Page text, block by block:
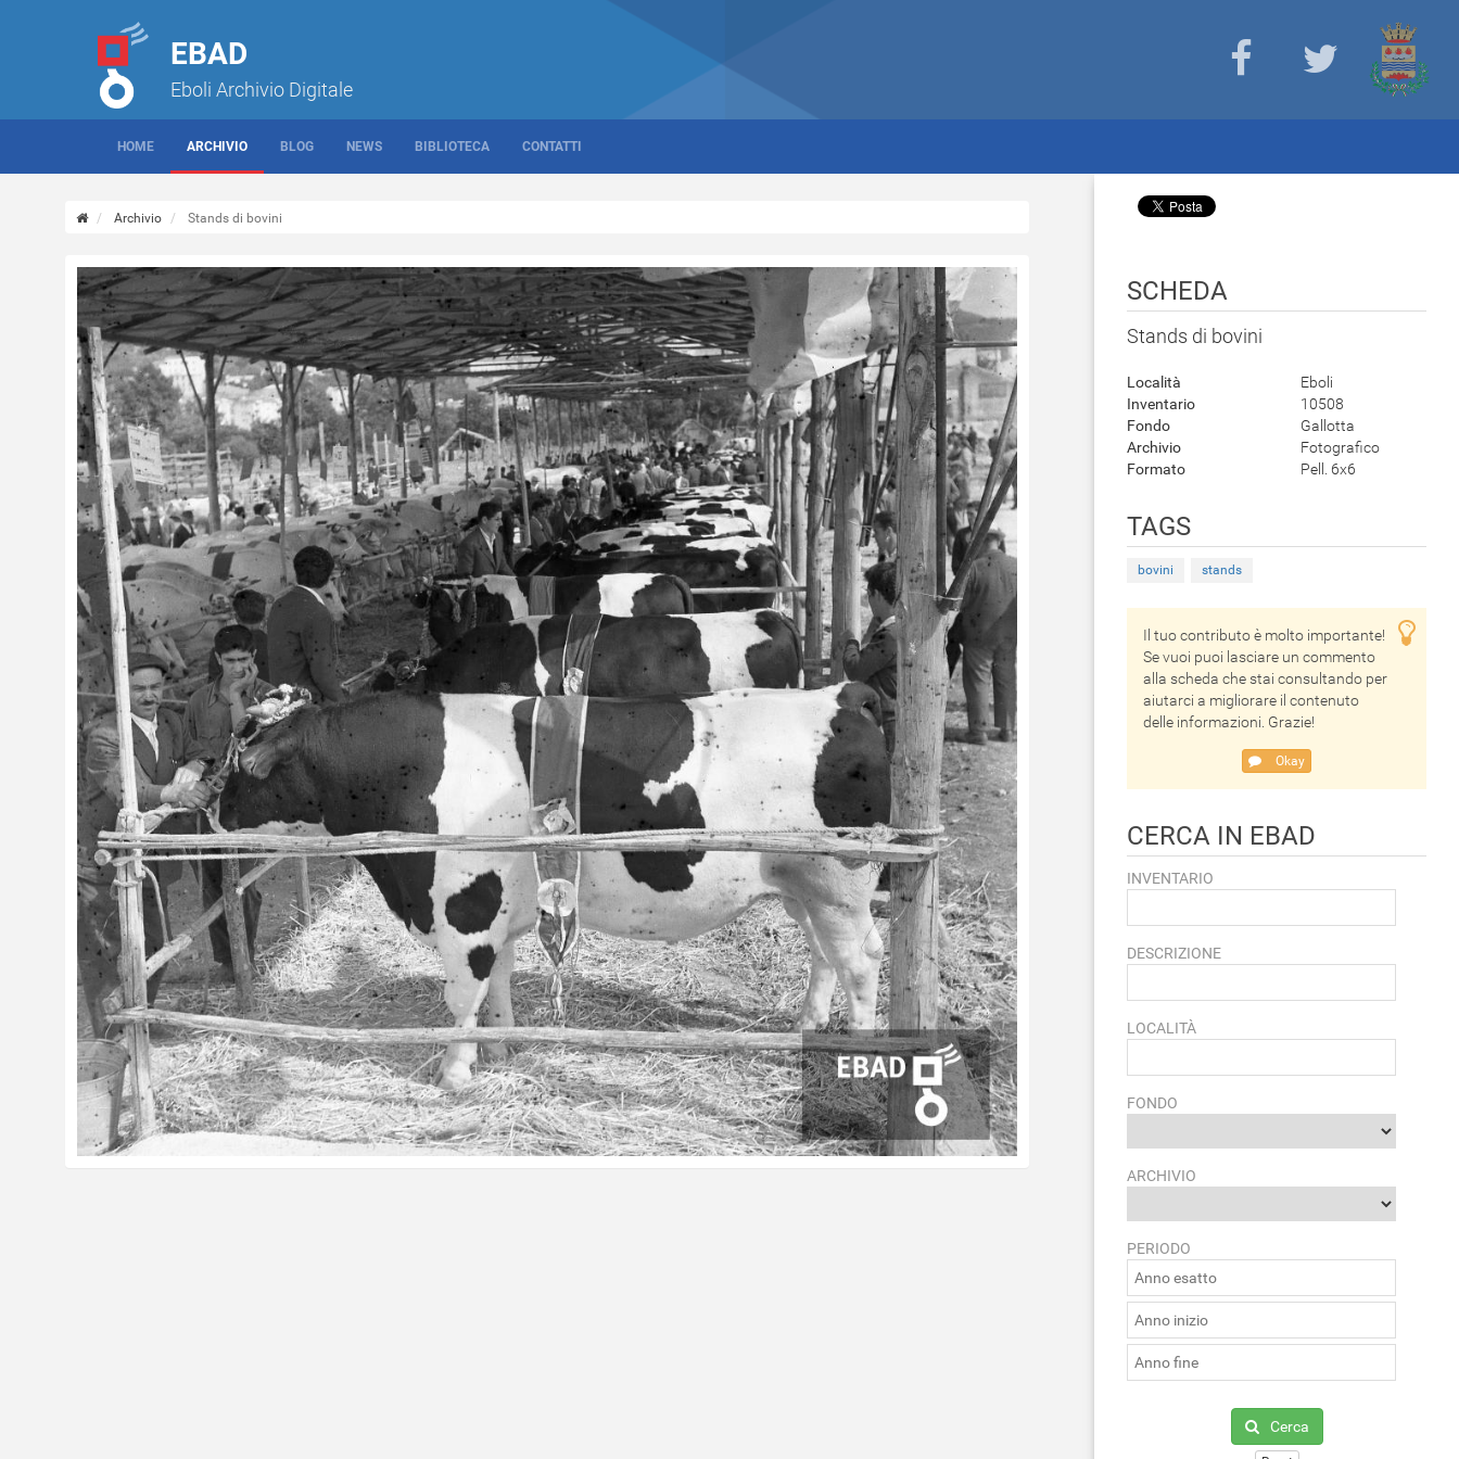
EBAD
Eboli Archivio Digitale
HOME ARCHIVIO BLOG NEWS BIBLIOTECA CONTATTI
Archivio Stands di bovini
SCHEDA
Stands di bovini
Località
Eboli
Inventario
10508
Fondo
Gallotta
Archivio
Fotografico
Formato
Pell. 6x6
TAGS
bovini stands
Il tuo contributo è molto importante!
Se vuoi puoi lasciare un commento
alla scheda che stai consultando per
aiutarci a migliorare il contenuto
delle informazioni. Grazie!
Okay
CERCA IN EBAD
INVENTARIO
DESCRIZIONE
LOCALITÀ
FONDO
ARCHIVIO
PERIODO
Cerca